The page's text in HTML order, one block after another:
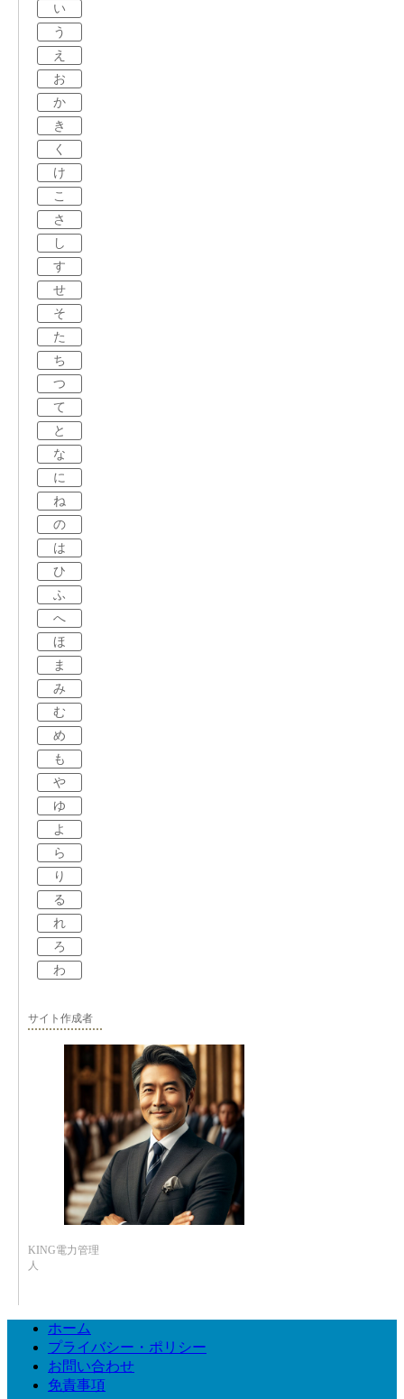
い
う
え
お
か
き
く
け
こ
さ
し
す
せ
そ
た
ち
つ
て
と
な
に
ね
の
は
ひ
ふ
へ
ほ
ま
み
む
め
も
や
ゆ
よ
ら
り
る
れ
ろ
わ
サイト作成者
KING電力管理
人
ホーム
プライバシー・ポリシー
お問い合わせ
免責事項